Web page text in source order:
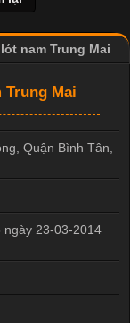
nam Trung Mai
Trung Mai
Quận Bình Tân
ngày 23-03-2014